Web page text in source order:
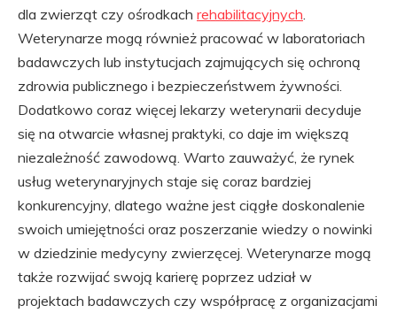
dla zwierząt czy ośrodkach rehabilitacyjnych.
Weterynarze mogą również pracować w laboratoriach
badawczych lub instytucjach zajmujących się ochroną
zdrowia publicznego i bezpieczeństwem żywności.
Dodatkowo coraz więcej lekarzy weterynarii decyduje
się na otwarcie własnej praktyki, co daje im większą
niezależność zawodową. Warto zauważyć, że rynek
usług weterynaryjnych staje się coraz bardziej
konkurencyjny, dlatego ważne jest ciągłe doskonalenie
swoich umiejętności oraz poszerzanie wiedzy o nowinki
w dziedzinie medycyny zwierzęcej. Weterynarze mogą
także rozwijać swoją karierę poprzez udział w
projektach badawczych czy współpracę z organizacjami